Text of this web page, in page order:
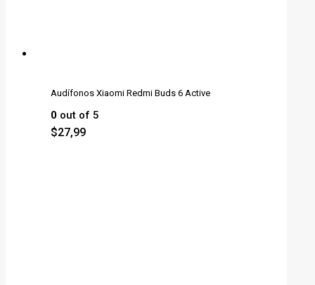
Audífonos Xiaomi Redmi Buds 6 Active
0 out of 5
$27,99